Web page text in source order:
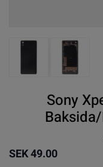
View larger image
View
Sony
SEK 49.00